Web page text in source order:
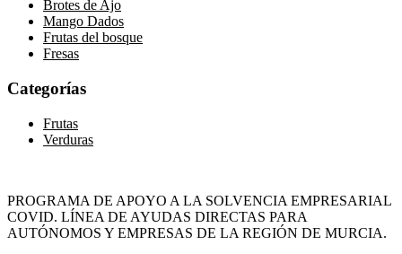
Brotes de Ajo
Mango Dados
Frutas del bosque
Fresas
Categorías
Frutas
Verduras
PROGRAMA DE APOYO A LA SOLVENCIA EMPRESARIAL
COVID. LÍNEA DE AYUDAS DIRECTAS PARA
AUTÓNOMOS Y EMPRESAS DE LA REGIÓN DE MURCIA.